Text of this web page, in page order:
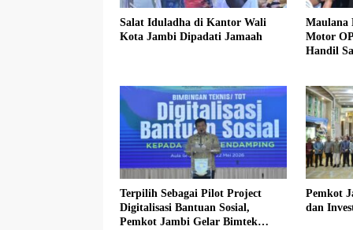
Salat Iduladha di Kantor Wali
Kota Jambi Dipadati Jamaah
Maulana
Motor
Handil
Terpilih Sebagai Pilot Project
Digitalisasi Bantuan Sosial,
Pemkot Jambi Gelar Bimtek
Pemkot
dan